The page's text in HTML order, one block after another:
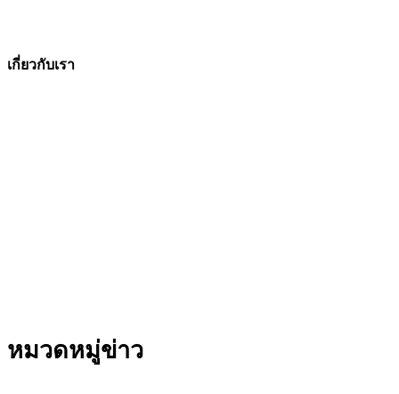
เกี่ยวกับเรา
หมวดหมู่ข่าว